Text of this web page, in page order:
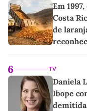
Em
Costa
de
6 TV
Daniela
Ibope
demitida